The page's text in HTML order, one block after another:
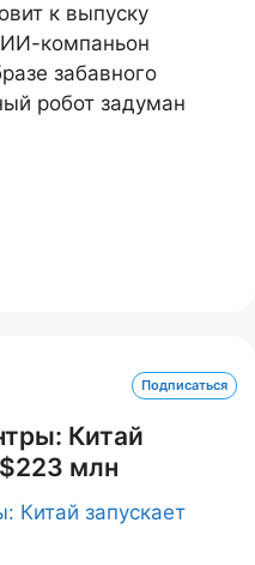
к выпуску
компаньон
забавного
робот задуман
Подписаться
Китай
$223 млн